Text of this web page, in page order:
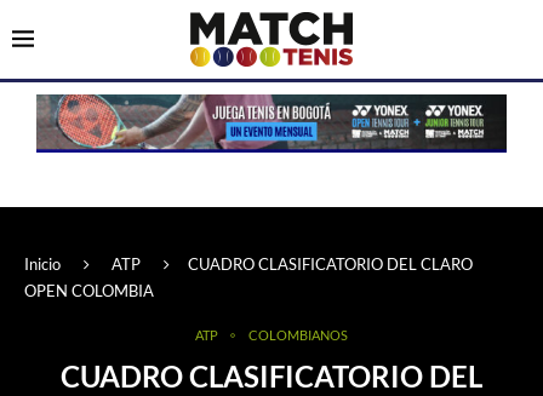
Inicio ATP
CUADRO CLASIFICATORIO DEL CLARO
OPEN COLOMBIA
ATP COLOMBIANOS
CUADRO CLASIFICATORIO DEL